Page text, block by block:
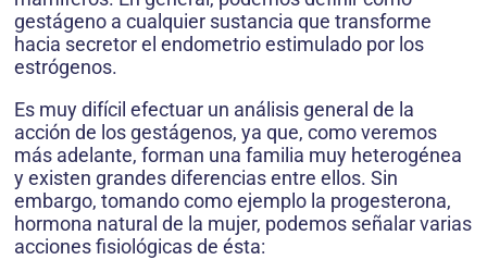
gestágeno a cualquier sustancia que transforme
hacia secretor el endometrio estimulado por los
estrógenos.
Es muy difícil efectuar un análisis general de la
acción de los gestágenos, ya que, como veremos
más adelante, forman una familia muy heterogénea
y existen grandes diferencias entre ellos. Sin
embargo, tomando como ejemplo la progesterona,
hormona natural de la mujer, podemos señalar varias
acciones fisiológicas de ésta: